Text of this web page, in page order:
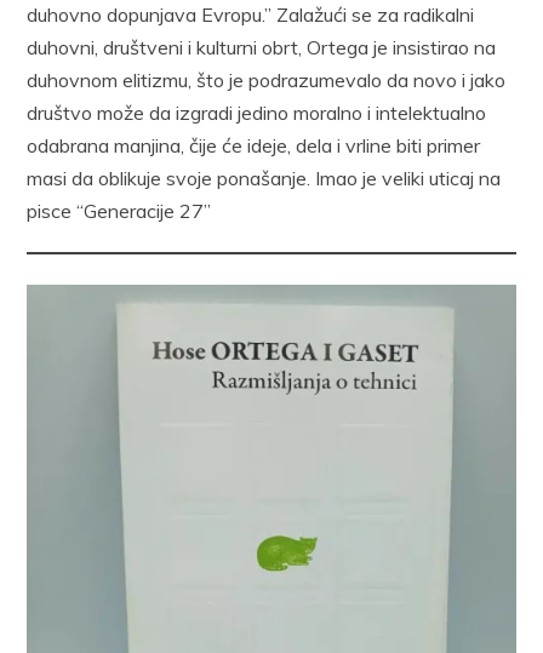
duhovno dopunjava Evropu.” Zalažući se za radikalni
duhovni, društveni i kulturni obrt, Ortega je insistirao na
duhovnom elitizmu, što je podrazumevalo da novo i jako
društvo može da izgradi jedino moralno i intelektualno
odabrana manjina, čije će ideje, dela i vrline biti primer
masi da oblikuje svoje ponašanje. Imao je veliki uticaj na
pisce “Generacije 27”